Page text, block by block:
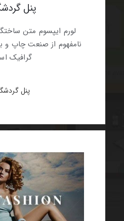
پنل
لورم ایپسوم متن
نامفهوم از صنعت چاپ و
گرافیک
پنل